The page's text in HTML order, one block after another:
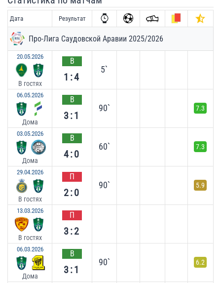
Дата Результат
Про-Лига Саудовской Аравии 2025/2026
20.05.2026
В гостях
В
1:4
5`
06.05.2026
Дома
В
3:1
90` 7.3
03.05.2026
Дома
В
4:0
60` 7.3
29.04.2026
В гостях
П
2:0
90` 5.9
13.03.2026
В гостях
П
3:2
06.03.2026
Дома
В
3:1
90` 6.2